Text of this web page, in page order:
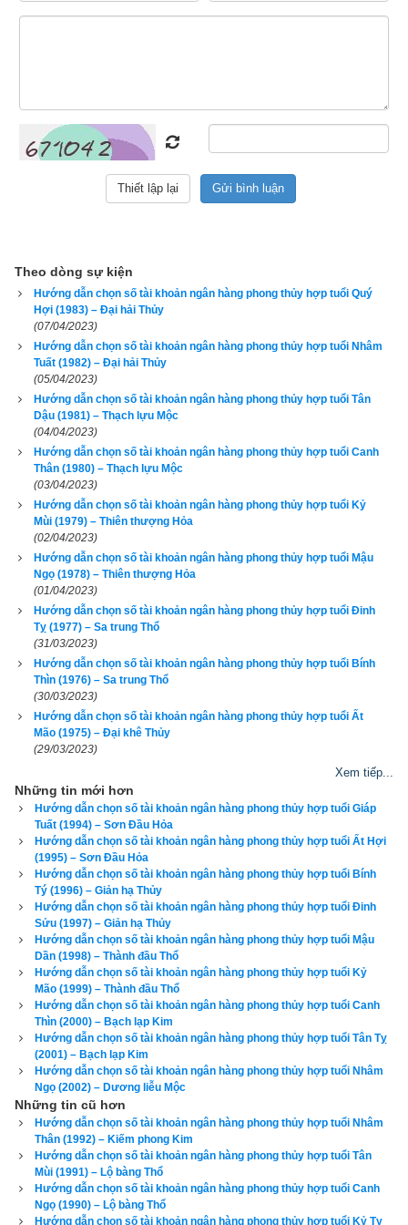
này dùng thì lại thấy vận số càng lúc càng suy, bán đi cho
đến mới là có phong thủy tốt, rồi cuối cùng mới là số tài khoản
đẹp.
1. Hướng dẫn chọn số tài khoản có ngũ hành hợp tuổi
Quý Dậu (癸酉) là kết hợp thứ 10 trong hệ thống đánh số
Chi của người Á Đông. Nó được kết hợp từ
Thiên can Quý
(Số thứ tự 10 - Âm Thủy) và
Kim).
Tuổi Quý Dậu
Xương CON GÀ, Tướng tinh CON ĐƯỜI ƯƠI,
Vận số Lâu Túc Kê (Gà đậu trên lầu gác) có sách gọi là Thê
Túc Chi Kê (gà ngủ trên cây).
Theo bảng tra mệnh cung phi bát trạch thì Tuổi Quý Dậu 1993
nam có mệnh Số 7 –
(Tây Tứ Mệnh) nên chọn vợ có cung
mệnh Khôn (Số 2), Càn (Số 6), Đoài (số 7), Cấn (số 8) và các
hướng tốt là Đông Bắc, Chính Tây, Tây Bắc, Tây Nam. Tránh
chọn vợ thuộc nhóm Đông Tứ Trạch có cung mệnh Khảm (Số
1), Chấn (số 3), Tốn (số 4), Ly (Số 9) và các hướng xấu là
Chính Bắc, Chính Đông, Chính Nam, Đông Nam.
Xem chi tiết luận tính cách, bảng cửu cung phi tinh, hướng tốt
xấu, Bảng phối cung phi vợ chồng của mệnh Số 7 – Thất Xích
–
bát trạch cung Đoài qua bài viết sau: “Luận giải phong thủy
người có mệnh bát trạch cung Đoài - Thất Xích (Số 7)
”
Theo bảng tra mệnh cung phi bát trạch thì Tuổi Quý Dậu 1993
nữ có mệnh Số 8 – Bát Bạch
nhóm Tây Tứ Trạch (Tây Tứ Mệnh) nên chọn chồng có cung
mệnh Khôn (Số 2), Càn (Số 6), Đoài (số 7), Cấn (số 8) và các
hướng tốt là Đông Bắc, Chính Tây, Tây Bắc, Tây Nam. Tránh
chọn chồng thuộc nhóm Đông Tứ Trạch có cung mệnh Khảm
(Số 1), Chấn (số 3), Tốn (số 4), Ly (Số 9) và các hướng xấu là
Chính Bắc, Chính Đông, Chính Nam, Đông Nam.
Theo dòng sự kiện
Hướng dẫn chọn số tài khoản ngân hàng phong thủy hợp tuổi Quý
Hợi (1983) – Đại hải Thủy
(07/04/2023)
Hướng dẫn chọn số tài khoản ngân hàng phong thủy hợp tuổi Nhâm
Tuất (1982) – Đại hải Thủy
(05/04/2023)
Hướng dẫn chọn số tài khoản ngân hàng phong thủy hợp tuổi Tân
Dậu (1981) – Thạch lựu Mộc
(04/04/2023)
Hướng dẫn chọn số tài khoản ngân hàng phong thủy hợp tuổi Canh
Thân (1980) – Thạch lựu Mộc
(03/04/2023)
Hướng dẫn chọn số tài khoản ngân hàng phong thủy hợp tuổi Kỷ
Mùi (1979) – Thiên thượng Hỏa
(02/04/2023)
Hướng dẫn chọn số tài khoản ngân hàng phong thủy hợp tuổi Mậu
Ngọ (1978) – Thiên thượng Hỏa
(01/04/2023)
Hướng dẫn chọn số tài khoản ngân hàng phong thủy hợp tuổi Đinh
Tỵ (1977) – Sa trung Thổ
(31/03/2023)
Hướng dẫn chọn số tài khoản ngân hàng phong thủy hợp tuổi Bính
Thìn (1976) – Sa trung Thổ
(30/03/2023)
Hướng dẫn chọn số tài khoản ngân hàng phong thủy hợp tuổi Ất
Mão (1975) – Đại khê Thủy
(29/03/2023)
Xem tiếp...
Những tin mới hơn
Hướng dẫn chọn số tài khoản ngân hàng phong thủy hợp tuổi Giáp
Tuất (1994) – Sơn Đầu Hỏa
Hướng dẫn chọn số tài khoản ngân hàng phong thủy hợp tuổi Ất Hợi
(1995) – Sơn Đầu Hỏa
Hướng dẫn chọn số tài khoản ngân hàng phong thủy hợp tuổi Bính
Tý (1996) – Giản hạ Thủy
Hướng dẫn chọn số tài khoản ngân hàng phong thủy hợp tuổi Đinh
Sửu (1997) – Giản hạ Thủy
Hướng dẫn chọn số tài khoản ngân hàng phong thủy hợp tuổi Mậu
Dần (1998) – Thành đầu Thổ
Hướng dẫn chọn số tài khoản ngân hàng phong thủy hợp tuổi Kỷ
Mão (1999) – Thành đầu Thổ
Hướng dẫn chọn số tài khoản ngân hàng phong thủy hợp tuổi Canh
Thìn (2000) – Bạch lạp Kim
Hướng dẫn chọn số tài khoản ngân hàng phong thủy hợp tuổi Tân Tỵ
(2001) – Bạch lạp Kim
Hướng dẫn chọn số tài khoản ngân hàng phong thủy hợp tuổi Nhâm
Ngọ (2002) – Dương liễu Mộc
Những tin cũ hơn
Hướng dẫn chọn số tài khoản ngân hàng phong thủy hợp tuổi Nhâm
Thân (1992) – Kiếm phong Kim
Hướng dẫn chọn số tài khoản ngân hàng phong thủy hợp tuổi Tân
Mùi (1991) – Lộ bàng Thổ
Hướng dẫn chọn số tài khoản ngân hàng phong thủy hợp tuổi Canh
Ngọ (1990) – Lộ bàng Thổ
Hướng dẫn chọn số tài khoản ngân hàng phong thủy hợp tuổi Kỷ Tỵ